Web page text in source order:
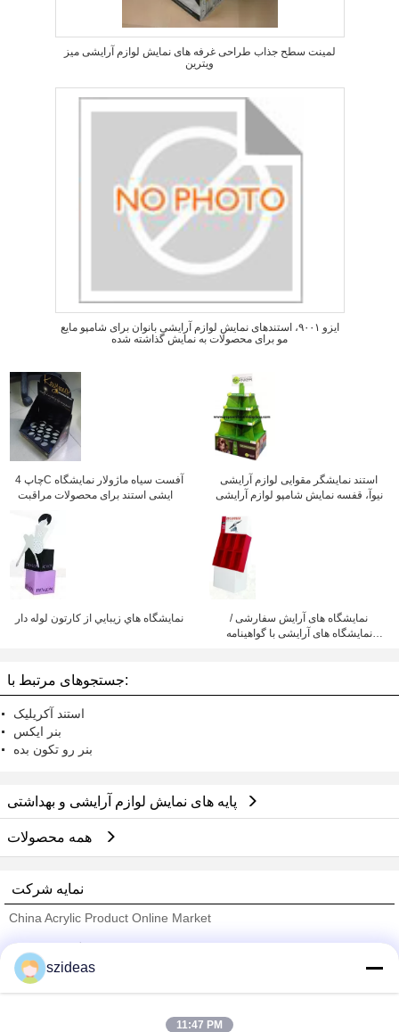
لمینت سطح جذاب طراحی غرفه های نمایش لوازم آرایشی میز
ویترین
ایزو ۹۰۰۱، استندهای نمایش لوازم آرایشی بانوان برای شامپو مایع
مو برای محصولات به نمایش گذاشته شده
چاپ 4C آفست سیاه ماژولار نمایشگاه
آرایشی استند برای محصولات مراقبت
استند نمایشگر مقوایی لوازم آرایشی
نیوآ، قفسه نمایش شامپو لوازم آرایشی
نمايشگاه هاي زيبايي از کارتون لوله دار
نمایشگاه های آرایش سفارشی /
نمایشگاه های آرایشی با گواهینامه
جستجوهای مرتبط با:
استند آکریلیک
بنر ایکس
بنر رو تکون بده
پایه های نمایش لوازم آرایشی و بهداشتی
نمایه شرکت
China Acrylic Product Online Market
Trust Seal
szideas
11:47 PM